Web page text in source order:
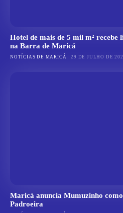
Hotel de mais de 5 mil m² recebe
na Barra de Maricá
NOTÍCIAS DE MARICÁ 29 DE JULHO DE
Maricá anuncia Mumuzinho
Padroeira